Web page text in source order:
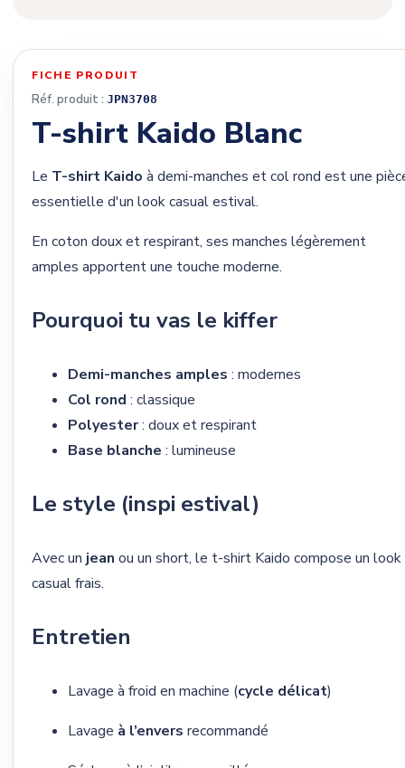
FICHE PRODUIT
Réf. produit : JPN3708
T-shirt Kaido Blanc
Le T-shirt Kaido à demi-manches et col rond est une
essentielle d'un look casual estival.
En coton doux et respirant, ses manches légèrement
amples apportent une touche moderne.
Pourquoi tu vas le kiffer
Demi-manches amples : modernes
Col rond : classique
Polyester: doux et respirant
Base blanche : lumineuse
Le style (inspi estival)
Avec un jean ou un short, le t-shirt Kaido compose un look
casual frais.
Entretien
Lavage à froid en machine (cycle délicat)
Lavage à l’envers recommandé